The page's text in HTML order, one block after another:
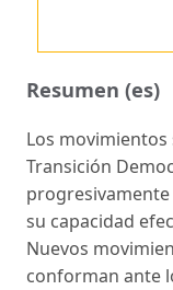
Resumen (es)
Los movimientos
Transición
su capacidad
Nuevos
conforman ante